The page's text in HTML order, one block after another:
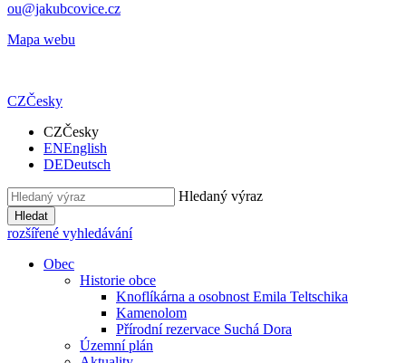
ou@jakubcovice.cz
Mapa webu
CZČesky
CZČesky
ENEnglish
DEDeutsch
Hledaný výraz
Hledat
rozšířené vyhledávání
Obec
Historie obce
Knoflíkárna a osobnost Emila Teltschika
Kamenolom
Přírodní rezervace Suchá Dora
Územní plán